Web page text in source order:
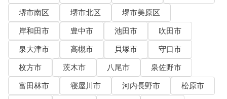
堺市南区
堺市北区
堺市美原区
岸和田市
豊中市 池田市
吹田市
泉大津市
高槻市 貝塚市
守口市
枚方市
茨木市 八尾市
泉佐野市
富田林市
寝屋川市 河内長野市
松原市